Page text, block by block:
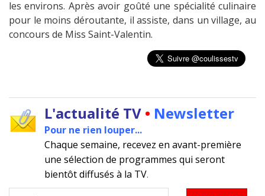
les environs. Après avoir goûté une spécialité culinaire
pour le moins déroutante, il assiste, dans un village, au
concours de Miss Saint-Valentin.
L'actualité TV • Newsletter
Pour ne rien louper...
Chaque semaine, recevez en avant-première
une sélection de programmes qui seront
bientôt diffusés à la TV.